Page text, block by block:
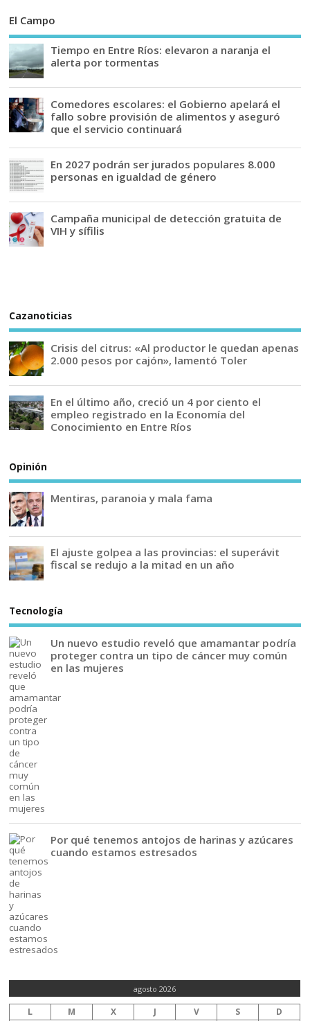
El Campo
Tiempo en Entre Ríos: elevaron a naranja el
alerta por tormentas
Comedores escolares: el Gobierno apelará el
fallo sobre provisión de alimentos y aseguró
que el servicio continuará
En 2027 podrán ser jurados populares 8.000
personas en igualdad de género
Campaña municipal de detección gratuita de
VIH y sífilis
Cazanoticias
Crisis del citrus: «Al productor le quedan apenas
2.000 pesos por cajón», lamentó Toler
En el último año, creció un 4 por ciento el
empleo registrado en la Economía del
Conocimiento en Entre Ríos
Opinión
Mentiras, paranoia y mala fama
El ajuste golpea a las provincias: el superávit
fiscal se redujo a la mitad en un año
Tecnología
Un nuevo estudio reveló que amamantar podría
proteger contra un tipo de cáncer muy común
en las mujeres
Por qué tenemos antojos de harinas y azúcares
cuando estamos estresados
agosto 2026
L M X J V S D